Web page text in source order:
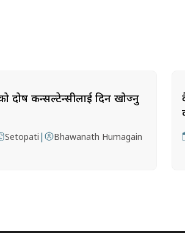
दोष कन्सल्टेन्सीलाई दिन खोज्नु
Setopati | Bhawanath Humagain